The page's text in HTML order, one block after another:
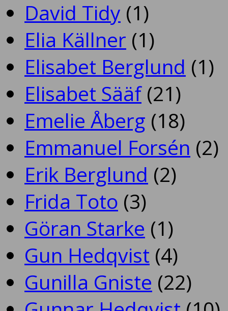
David Tidy (1)
Elia Källner (1)
Elisabet Berglund (1)
Elisabet Sääf(21)
Emelie Åberg (18)
Emmanuel Forsén (2)
Erik Berglund (2)
Frida Toto (3)
Göran Starke (1)
Gun Hedqvist (4)
Gunilla Gniste (22)